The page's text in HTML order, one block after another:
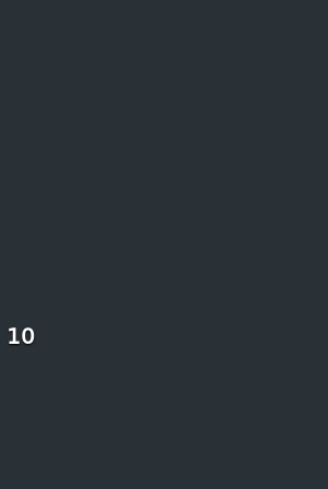
10 من أجمل المناظر الطبيعية التي لن تصدق أنها في المغرب